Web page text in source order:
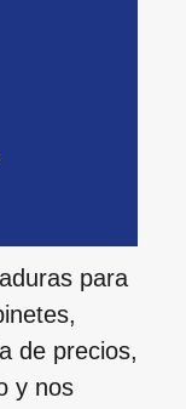
para
de precios,
y nos